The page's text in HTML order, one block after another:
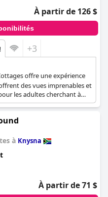
À partir de 126 $
+3
offre une expérience
des vues imprenables et
les adultes cherchant à
et l'emplacement de la
et privé.
à Knysna
À partir de 71 $